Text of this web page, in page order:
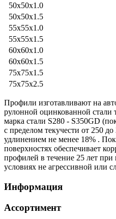
50x50x1.0
50x50x1.5
55x55x1.0
55x55x1.5
60x60x1.0
60x60x1.5
75x75x1.5
75x75x2.5
Профили изготавливают на
рулонной оцинкованной
марка стали S280 - S350GD
с пределом текучести от 250
удлинением не менее 18% .
поверхностях обеспечивает
профилей в течение 25 лет при
условиях не агрессивной или
Информация
Ассортимент